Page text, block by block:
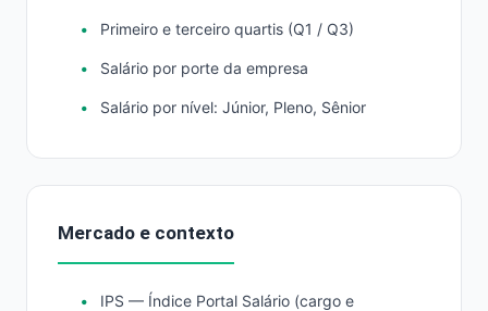
Primeiro e terceiro quartis (Q1 / Q3)
Salário por porte da empresa
Salário por nível: Júnior, Pleno, Sênior
Mercado e contexto
IPS — Índice Portal Salário (cargo e